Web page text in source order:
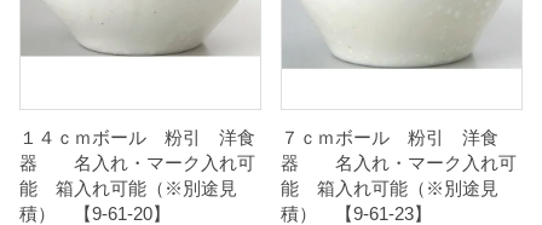
別
途
見
１４ｃｍボール 粉引 洋食
器 名入れ・マーク入れ可
能 箱入れ可能（※別途見
積） 【9-61-20】
７ｃｍボール 粉引 洋食
器 名入れ・マーク入れ可
能 箱入れ可能（※別途見
積） 【9-61-23】